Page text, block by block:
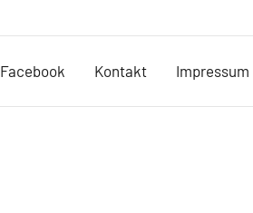
Facebook Kontakt Impressum